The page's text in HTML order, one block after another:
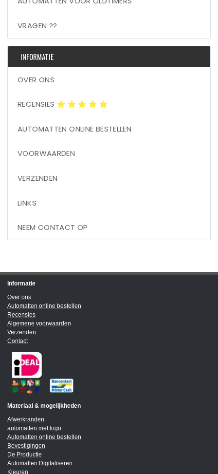
VRAGEN ??
INFORMATIE
OVER ONS
RECENSIES
AUTOMATTEN ONLINE BESTELLEN
VOORWAARDEN
VERZENDEN
LINKS
NEEM CONTACT OP
Informatie
Over ons
Automatten online bestellen
Recensies
Algemene voorwaarden
Verzenden
Contact
Materiaal & mogelijkheden
Afwerkranden
automatten met logo
Automatten online bestellen
Bevestigingen
De Productie
Automatten Digitaliseren
Kleuren